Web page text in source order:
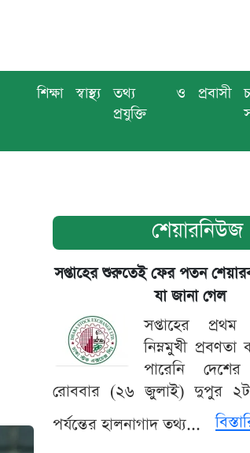
শিক্ষা স্বাস্থ্য
তথ্য ও
প্রযুক্তি
প্রবাসী
শেয়ারনিউজ
সপ্তাহের শুরুতেই ফের পতন
যা জানা গেল
সপ্তাহের প্রথম
নিম্নমুখী
পারেনি দেশের
রোববার (২৬ জুলাই) দুপুর
পর্যন্তের হালনাগাদ তথ্য...